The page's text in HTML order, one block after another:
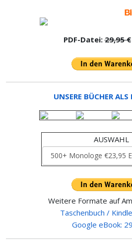
PDF-Datei:29,95 €
UNSERE BÜCHER
AUSWAHL
Weitere Formate auf
Taschenbuch /
Google eBook: